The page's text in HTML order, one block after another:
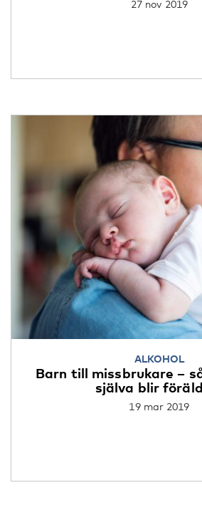
27 nov 2019
ALKOHOL
Barn till missbrukare –
själva blir
19 mar 2019